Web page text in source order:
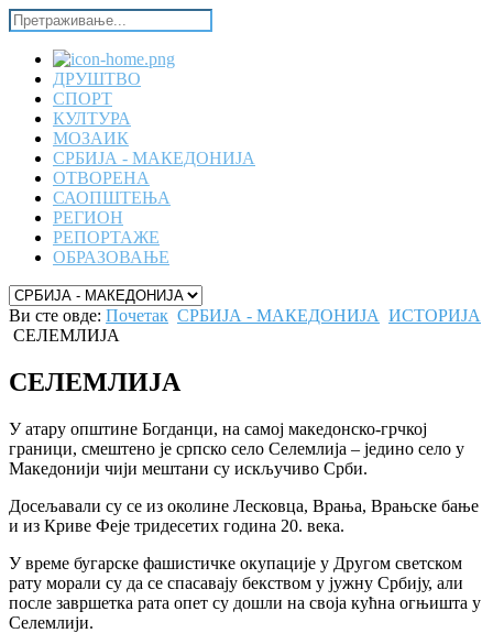
ДРУШТВО
СПОРТ
КУЛТУРА
МОЗАИК
СРБИЈА - МАКЕДОНИЈА
ОТВОРЕНА
САОПШТЕЊА
РЕГИОН
РЕПОРТАЖЕ
ОБРАЗОВАЊЕ
Ви сте овде: Почетак СРБИЈА - МАКЕДОНИЈА ИСТОРИЈА
СЕЛЕМЛИЈА
СЕЛЕМЛИЈА
У атару општине Богданци, на самој македонско-грчкој
граници, смештено је српско село Селемлија – једино село у
Македонији чији мештани су искључиво Срби.
Досељавали су се из околине Лесковца, Врања, Врањске бање
и из Криве Феје тридесетих година 20. века.
У време бугарске фашистичке окупације у Другом светском
рату морали су да се спасавају бекством у јужну Србију, али
после завршетка рата опет су дошли на своја кућна огњишта у
Селемлији.